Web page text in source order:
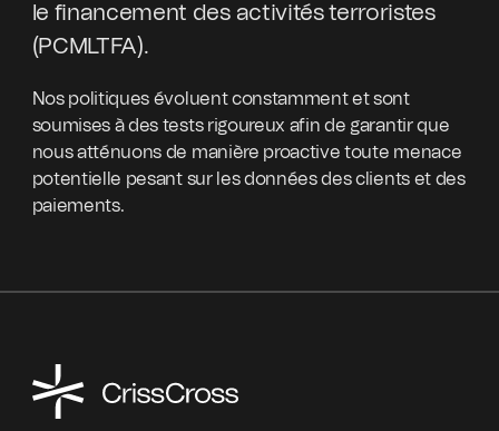
le financement des activités terroristes
(PCMLTFA).
Nos politiques évoluent constamment et sont
soumises à des tests rigoureux afin de garantir que
nous atténuons de manière proactive toute menace
potentielle pesant sur les données des clients et des
paiements.